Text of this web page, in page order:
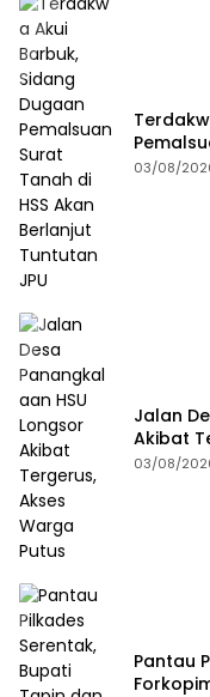
03/08/
Jalan
Akibat
03/08/
Pantau